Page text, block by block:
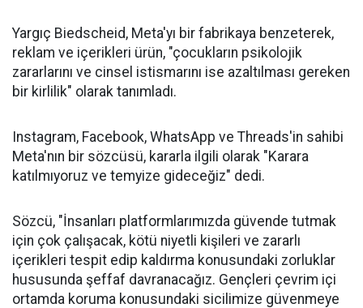
Yargıç Biedscheid, Meta'yı bir fabrikaya benzeterek,
reklam ve içerikleri ürün, "çocukların psikolojik
zararlarını ve cinsel istismarını ise azaltılması gereken
bir kirlilik" olarak tanımladı.
Instagram, Facebook, WhatsApp ve Threads'in sahibi
Meta'nın bir sözcüsü, kararla ilgili olarak "Karara
katılmıyoruz ve temyize gideceğiz" dedi.
Sözcü, "İnsanları platformlarımızda güvende tutmak
için çok çalışacak, kötü niyetli kişileri ve zararlı
içerikleri tespit edip kaldırma konusundaki zorluklar
hususunda şeffaf davranacağız. Gençleri çevrim içi
ortamda koruma konusundaki sicilimize güvenmeye